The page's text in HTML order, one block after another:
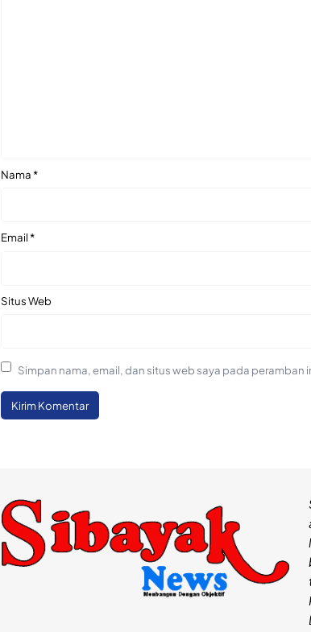
Nama*
Email*
Situs Web
Simpan nama, email, dan situs web saya pada peramban